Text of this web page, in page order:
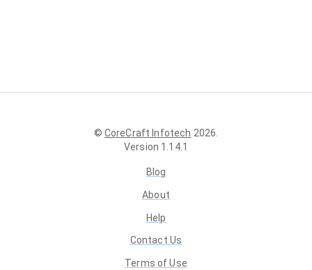
© CoreCraft Infotech 2026
Version 1.14.1
Blog
About
Help
Contact Us
Terms of Use